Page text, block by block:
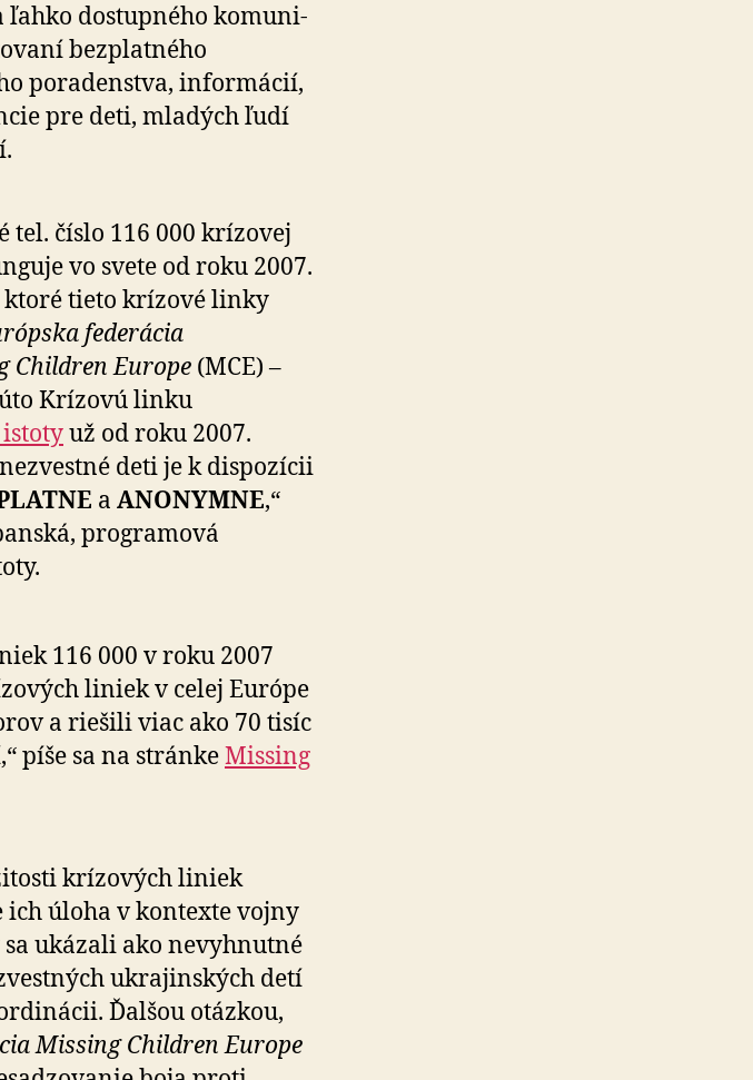
ľahko dostupného ko­mu­ni­
bez­platného
poradenstva, informácií,
pre deti, mladých ľudí
tel. číslo 116 000 krízovej
vo svete od roku 2007.
tieto krízové linky
federácia
Children Europe (MCE) –
Krízovú linku
už od roku 2007.
deti je k dispozícii
a ANONYMNE,“
programová
116 000 v roku 2007
liniek v celej Európe
a riešili viac ako 70 tisíc
píše sa na stránkeMissing
krízových liniek
úloha v kontexte vojny
ukázali ako nevyhnutné
ukrajinských detí
Ďalšou otázkou,
Missing Children Europe